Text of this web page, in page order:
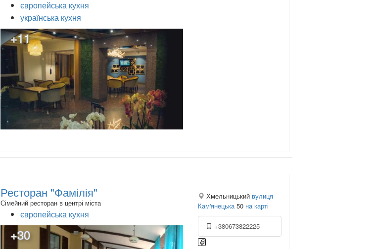
європейська кухня
українська кухня
+11
Ресторан "Фамілія"
Сімейний ресторан в центрі міста
європейська кухня
+30
Хмельницький вулиця
Кам'янецька50 на карті
+380673822225